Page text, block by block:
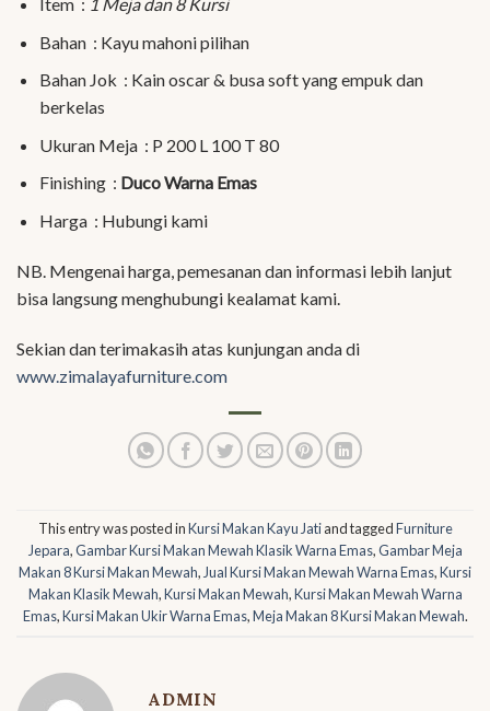
Bahan : Kayu mahoni pilihan
Bahan Jok : Kain oscar & busa soft yang empuk dan
berkelas
Ukuran Meja : P 200 L 100 T 80
Finishing : Duco Warna Emas
Harga : Hubungi kami
NB. Mengenai harga, pemesanan dan informasi lebih lanjut
bisa langsung menghubungi kealamat kami.
Sekian dan terimakasih atas kunjungan anda di
www.zimalayafurniture.com
This entry was posted inKursi Makan Kayu Jatiand taggedFurniture
Jepara,Gambar Kursi Makan Mewah Klasik Warna Emas,Gambar Meja
Makan 8 Kursi Makan Mewah, Jual Kursi Makan Mewah Warna Emas,Kursi
Makan Klasik Mewah,Kursi Makan Mewah,Kursi Makan Mewah Warna
Emas,Kursi Makan Ukir Warna Emas,Meja Makan 8 Kursi Makan Mewah.
ADMIN